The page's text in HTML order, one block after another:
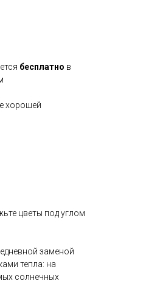
бесплатно в
хорошей
цветы под углом
заменой
тепла: на
солнечных